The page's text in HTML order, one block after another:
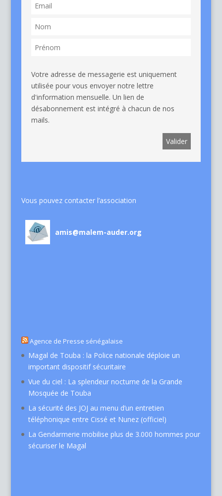
Votre adresse de messagerie est uniquement
utilisée pour vous envoyer notre lettre
d'information mensuelle. Un lien de
désabonnement est intégré à chacun de nos
mails.
Vous pouvez contacter l’association
amis@malem-auder.org
Agence de Presse sénégalaise
Magal de Touba : la Police nationale déploie un
important dispositif sécuritaire
Vue du ciel : La splendeur nocturne de la Grande
Mosquée de Touba
La sécurité des JOJ au menu d’un entretien
téléphonique entre Cissé et Nunez (officiel)
La Gendarmerie mobilise plus de 3.000 hommes pour
sécuriser le Magal